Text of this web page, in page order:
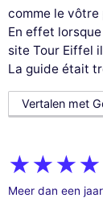
comme le vôtre
En effet
site Tour Eiffel
La guide était
Vertalen met
Meer dan een